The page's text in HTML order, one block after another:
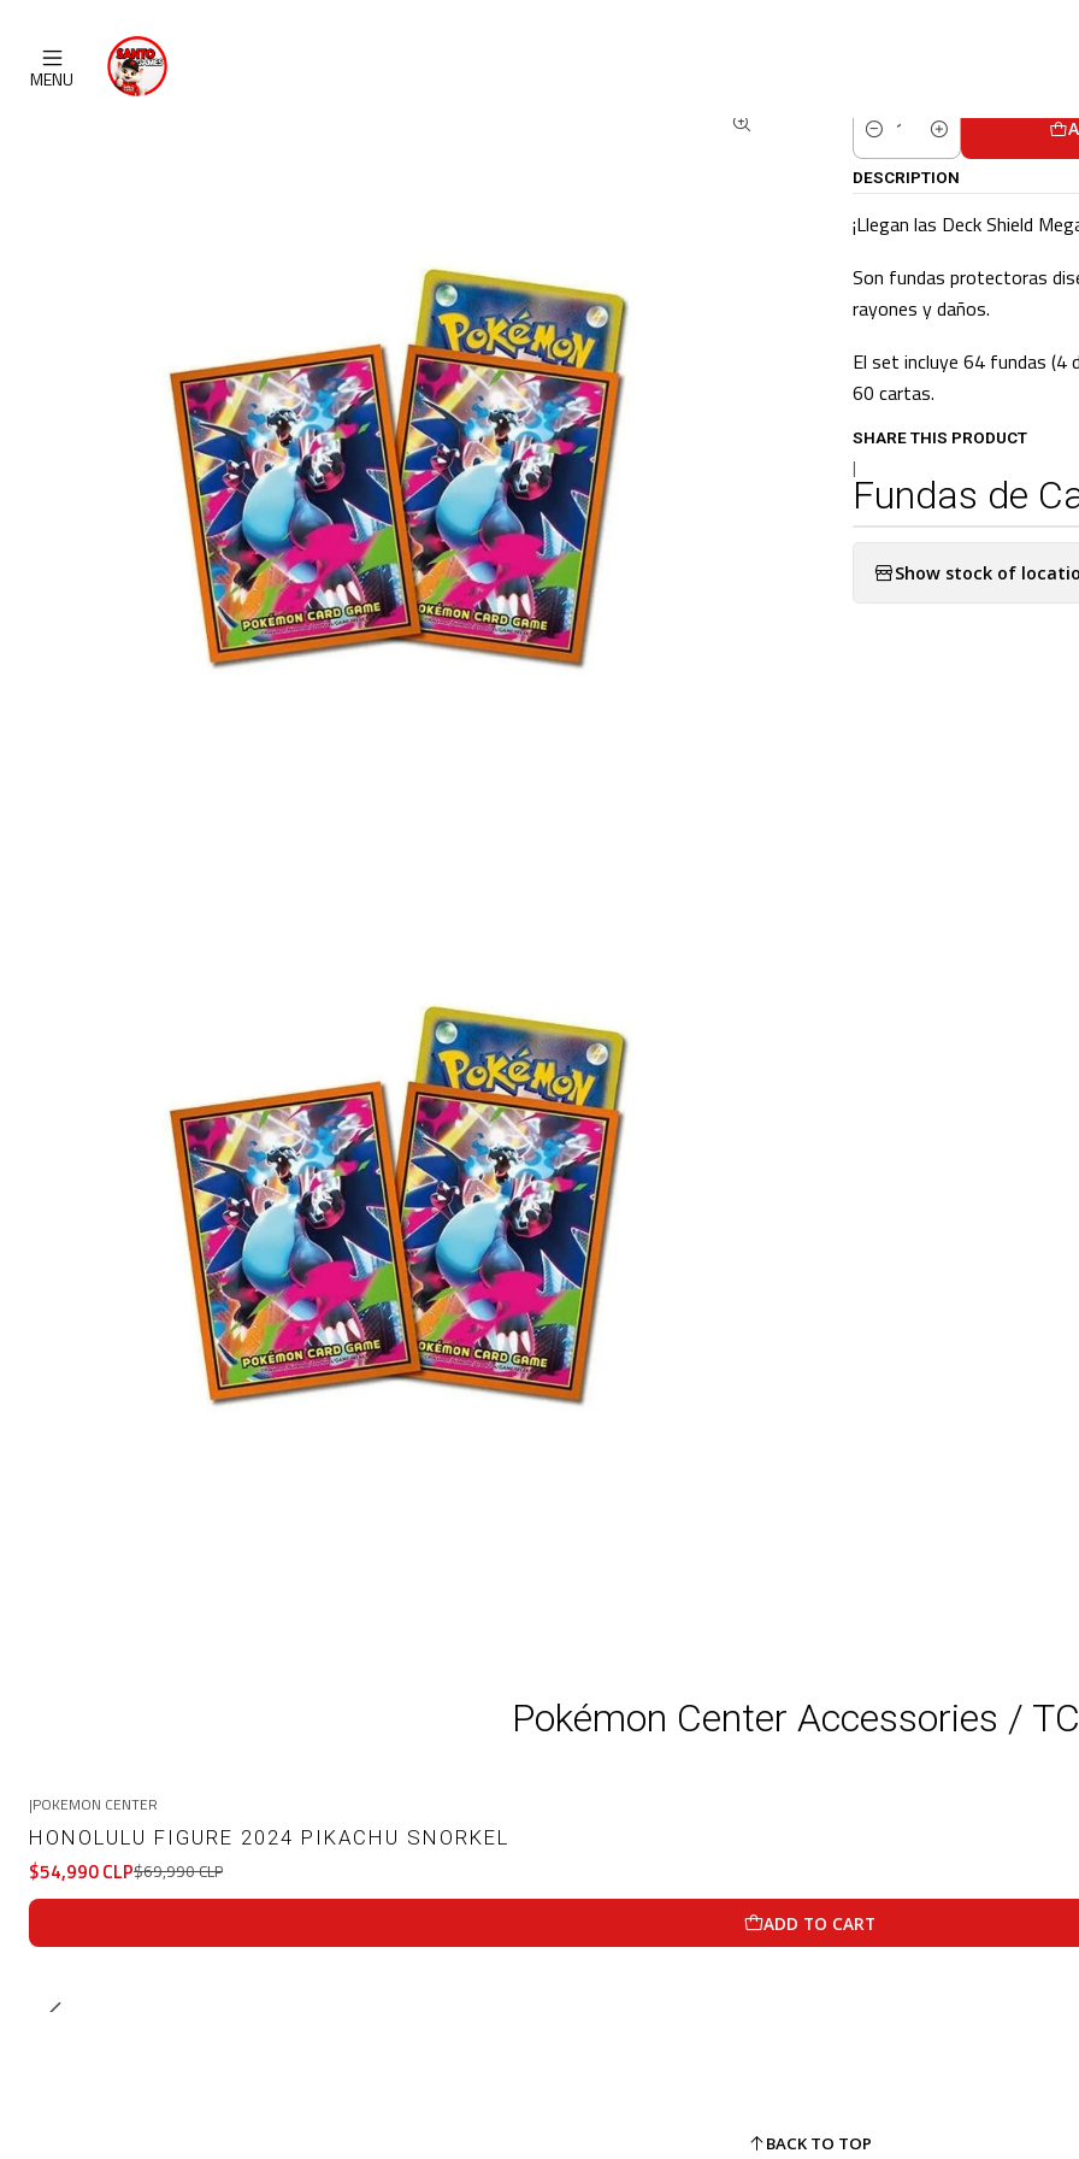
MENU
Quantity
DESCRIPTION
¡Llegan las Deck Shield
Son fundas protectoras
rayones y daños.
El set incluye 64 fundas (4
60 cartas.
SHARE THIS PRODUCT
|
Fundas de
Show stock of
Pokémon Center Accessories /
|POKEMON CENTER
HONOLULU FIGURE 2024 PIKACHU SNORKEL
$54,990 CLP$69,990 CLP
ADD TO CART
BACK TO TOP